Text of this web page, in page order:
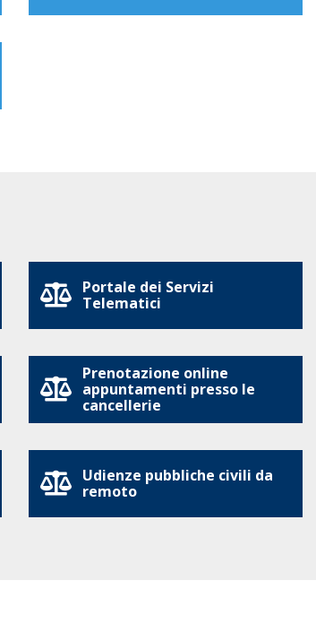
Portale dei Servizi
Telematici
Prenotazione online
appuntamenti presso le
cancellerie
Udienze pubbliche civili da
remoto